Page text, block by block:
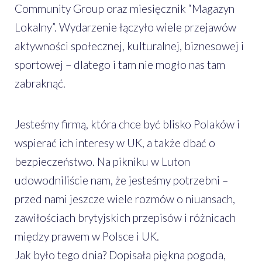
Community Group oraz miesięcznik “Magazyn
Lokalny”. Wydarzenie łączyło wiele przejawów
aktywności społecznej, kulturalnej, biznesowej i
sportowej – dlatego i tam nie mogło nas tam
zabraknąć.
Jesteśmy firmą, która chce być blisko Polaków i
wspierać ich interesy w UK, a także dbać o
bezpieczeństwo. Na pikniku w Luton
udowodniliście nam, że jesteśmy potrzebni –
przed nami jeszcze wiele rozmów o niuansach,
zawiłościach brytyjskich przepisów i różnicach
między prawem w Polsce i UK.
Jak było tego dnia? Dopisała piękna pogoda,